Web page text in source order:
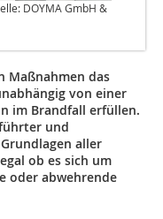
DOYMA GmbH &
Maßnahmen das
von einer
im Brandfall erfüllen.
und
aller
ob es sich um
oder abwehrende